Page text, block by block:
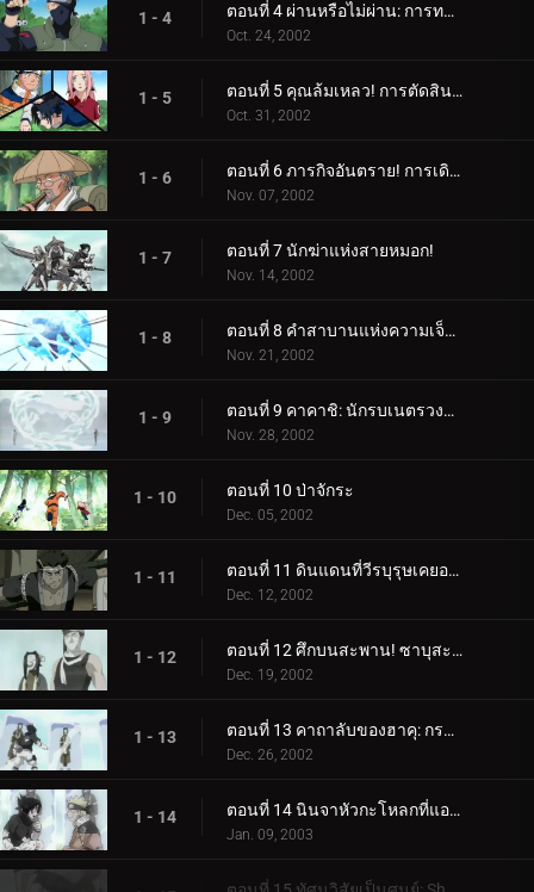
1 - 4 ตอนที่ 4 ผ่านหรือไม่ผ่าน: การทดสอบการเอาชีวิตรอด
Oct. 24, 2002
1 - 5 ตอนที่ 5 คุณล้มเหลว! การตัดสินใจครั้งสุดท้ายของคาคาชิ
Oct. 31, 2002
1 - 6 ตอนที่ 6 ภารกิจอันตราย! การเดินทางสู่ดินแดนแห่งคลื่น!
Nov. 07, 2002
1 - 7 ตอนที่ 7 นักฆ่าแห่งสายหมอก!
Nov. 14, 2002
1 - 8 ตอนที่ 8 คำสาบานแห่งความเจ็บปวด
Nov. 21, 2002
1 - 9 ตอนที่ 9 คาคาชิ: นักรบเนตรวงแหวน
Nov. 28, 2002
1 - 10 ตอนที่ 10 ป่าจักระ
Dec. 05, 2002
1 - 11 ตอนที่ 11 ดินแดนที่วีรบุรุษเคยอาศัยอยู่
Dec. 12, 2002
1 - 12 ตอนที่ 12 ศึกบนสะพาน! ซาบุสะกลับมาแล้ว!
Dec. 19, 2002
1 - 13 ตอนที่ 13 คาถาลับของฮาคุ: กระจกคริสตัลน้ำแข็ง
Dec. 26, 2002
1 - 14 ตอนที่ 14 นินจาหัวกะโหลกที่แอคทีฟอันดับหนึ่งเข้าร่วมการต่อสู้!
Jan. 09, 2003